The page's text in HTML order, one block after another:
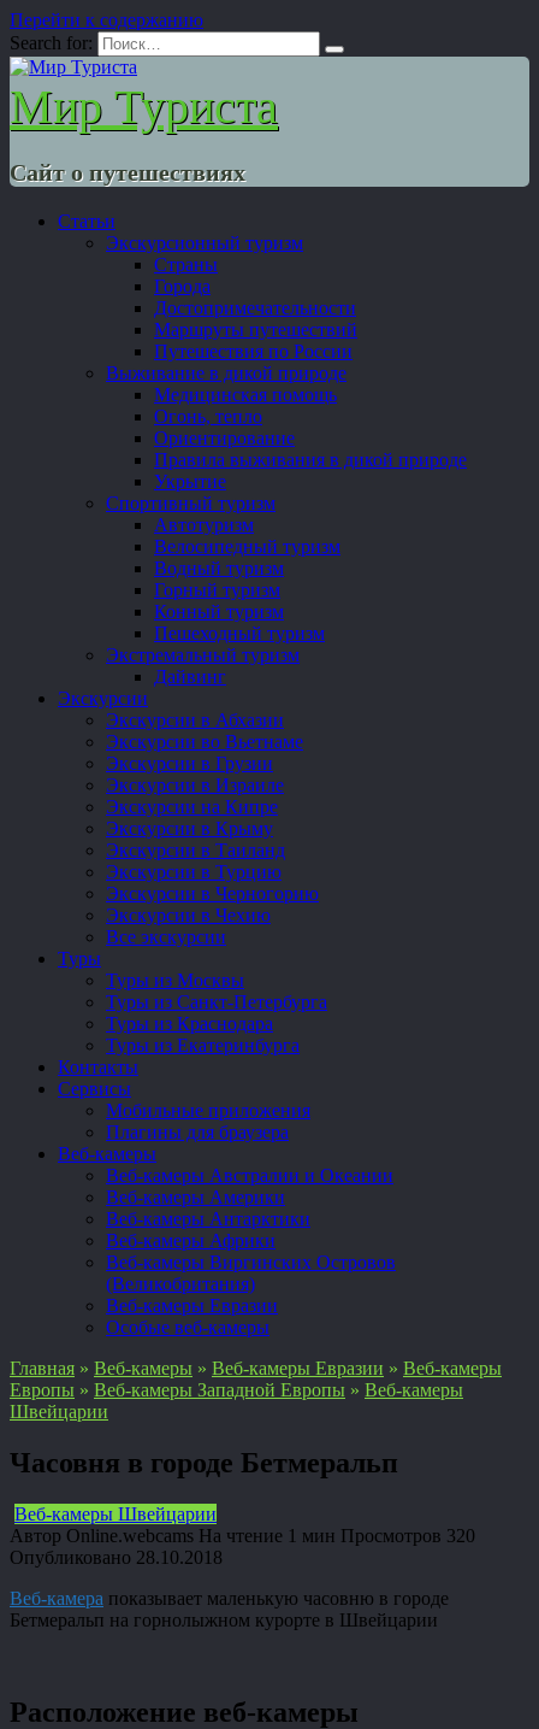
Перейти к содержанию
Search for:
Мир Туриста
Сайт о путешествиях
Статьи
Экскурсионный туризм
Страны
Города
Достопримечательности
Маршруты путешествий
Путешествия по России
Выживание в дикой природе
Медицинская помощь
Огонь, тепло
Ориентирование
Правила выживания в дикой природе
Укрытие
Спортивный туризм
Автотуризм
Велосипедный туризм
Водный туризм
Горный туризм
Конный туризм
Пешеходный туризм
Экстремальный туризм
Дайвинг
Экскурсии
Экскурсии в Абхазии
Экскурсии во Вьетнаме
Экскурсии в Грузии
Экскурсии в Израиле
Экскурсии на Кипре
Экскурсии в Крыму
Экскурсии в Таиланд
Экскурсии в Турцию
Экскурсии в Черногорию
Экскурсии в Чехию
Все экскурсии
Туры
Туры из Москвы
Туры из Санкт-Петербурга
Туры из Краснодара
Туры из Екатеринбурга
Контакты
Сервисы
Мобильные приложения
Плагины для браузера
Веб-камеры
Веб-камеры Австралии и Океании
Веб-камеры Америки
Веб-камеры Антарктики
Веб-камеры Африки
Веб-камеры Виргинских Островов
(Великобритания)
Веб-камеры Евразии
Особые веб-камеры
Главная » Веб-камеры » Веб-камеры Евразии » Веб-камеры
Европы » Веб-камеры Западной Европы » Веб-камеры
Швейцарии
Часовня в городе Бетмеральп
Веб-камеры Швейцарии
Автор Online.webcams На чтение 1 мин Просмотров 320
Опубликовано 28.10.2018
Веб-камера показывает маленькую часовню в городе
Бетмеральп на горнолыжном курорте в Швейцарии
Расположение веб-камеры